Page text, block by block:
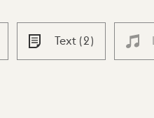
Text (2)